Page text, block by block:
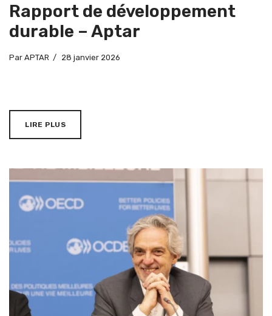
Rapport de développement
durable – Aptar
Par APTAR 28 janvier 2026
LIRE PLUS